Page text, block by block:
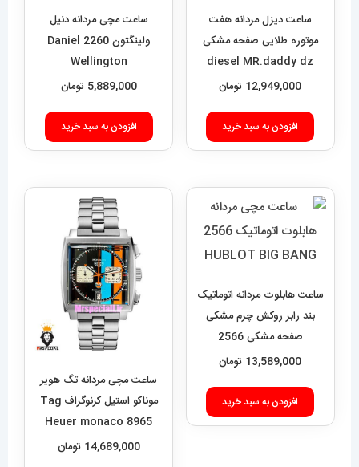
ساعت دیزل مردانه هفت
موتوره طلایی صفحه مشکی
diesel MR.daddy dz
01010
12,949,000 تومان
افزودن به سبد خرید
ساعت مچی مردانه دنیل
ولینگتون 2260 Daniel
Wellington
5,889,000 تومان
افزودن به سبد خرید
ساعت هابلوت مردانه اتوماتیک
بند رابر روکش چرم مشکی
صفحه مشکی 2566
HUBLOT BIG BANG
13,589,000 تومان
افزودن به سبد خرید
ساعت مچی مردانه تگ هویر
موناکو استیل کرنوگراف Tag
Heuer monaco 8965
14,689,000 تومان